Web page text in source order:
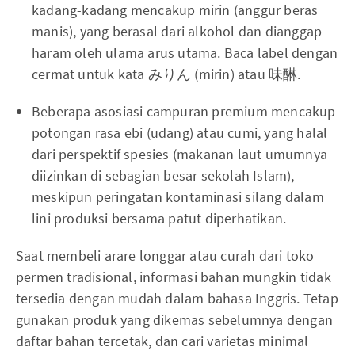
kadang-kadang mencakup mirin (anggur beras
manis), yang berasal dari alkohol dan dianggap
haram oleh ulama arus utama. Baca label dengan
cermat untuk kata みりん (mirin) atau 味醂.
Beberapa asosiasi campuran premium mencakup
potongan rasa ebi (udang) atau cumi, yang halal
dari perspektif spesies (makanan laut umumnya
diizinkan di sebagian besar sekolah Islam),
meskipun peringatan kontaminasi silang dalam
lini produksi bersama patut diperhatikan.
Saat membeli arare longgar atau curah dari toko
permen tradisional, informasi bahan mungkin tidak
tersedia dengan mudah dalam bahasa Inggris. Tetap
gunakan produk yang dikemas sebelumnya dengan
daftar bahan tercetak, dan cari varietas minimal